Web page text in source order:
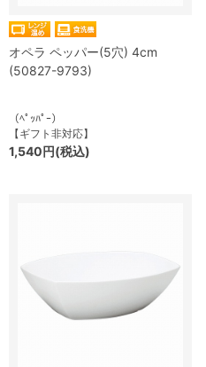
オペラ ペッパー(5穴) 4cm
(50827-9793)
（ﾍﾟｯﾊﾟｰ）
【ギフト非対応】
1,540円(税込)